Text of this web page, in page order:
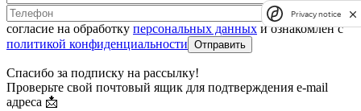
Я даю
согласие на обработку персональных данных и ознакомлен с
политикой конфиденциальности
Спасибо за подписку на рассылку!
Проверьте свой почтовый ящик для подтверждения e-mail
адреса 📩
Privacy notice